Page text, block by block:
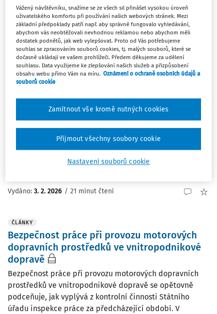
pracovním úrazům, které mohou mít fatální následky. ...
Ing. Jiří Kysela
Vydáno:11. 3. 2026 / 13 minut čtení
KARTY BOZP
Chovatel koní – jezdec – kočí
určených pro chov zvířat (stáje, stání, boxy) a přilehlých
zemědělských objektech a dále ve venkovních
prostorech (pastviny, výběhy, volný venkovní prostor).
Nejvhodnějším vzděláním pro tuto pozici je ...
doc. RNDr. Mgr. Petr A. Skřehot Ph.D.
JUDr. Petr Kožmín
Znalecký ústav bezpečnosti a ochrany
Vydáno: 3. 2. 2026 / 21 minut čtení
ČLÁNKY
Bezpečnost práce při provozu motorových
dopravních prostředků ve vnitropodnikové
dopravě
Bezpečnost práce při provozu motorových dopravních
prostředků ve vnitropodnikové dopravě se opětovně
podceňuje, jak vyplývá z kontrolní činnosti Státního
úřadu inspekce práce za předcházející období. V
Vážený návštěvníku, snažíme se ze všech sil přinášet vysokou úroveň
uživatelského komfortu při používání našich webových stránek. Mezi
základní předpoklady patří např. aby správně fungovalo vyhledávání,
abychom vás neobtěžovali nevhodnou reklamou nebo abychom měli
dostatek podnětů, jak web vylepšovat. Proto od Vás potřebujeme
souhlas se zpracováním souborů cookies, tj. malých souborů, které se
dočasně ukládají ve vašem prohlížeči. Předem děkujeme za udělení
souhlasu. Data využijeme ke zlepšování našich služeb a přizpůsobení
obsahu webu přímo Vám na míru. Oznámení o ochraně osobních údajů a
souborů cookie
Nastavení souborů cookie
Zamítnout vše kromě nutných cookies
Přijmout všechny soubory cookie